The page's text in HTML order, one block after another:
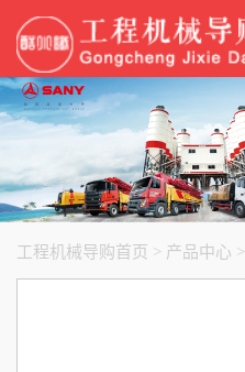
工程机械导购首页 > 产品中心 >